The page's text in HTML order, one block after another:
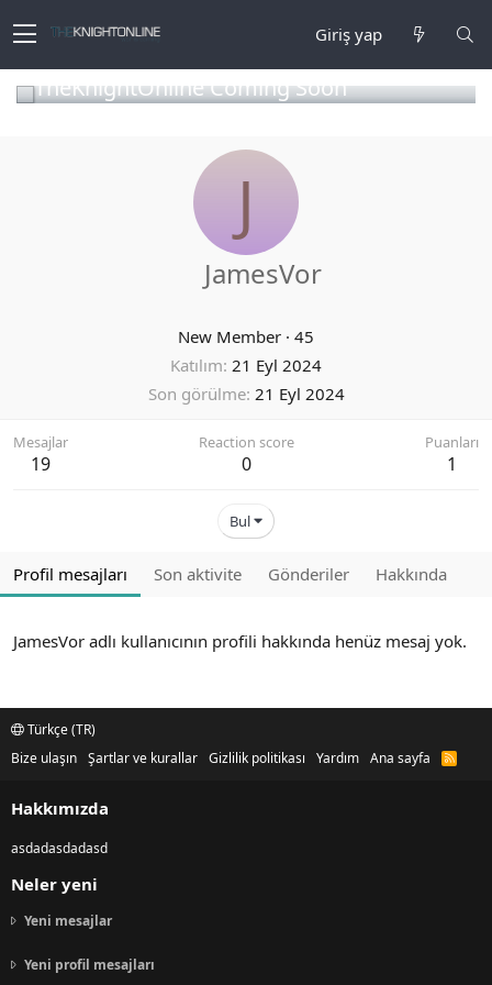
Giriş yap
TheKnightOnline Coming Soon
J
JamesVor
New Member · 45
Katılım 21 Eyl 2024
Son görülme 21 Eyl 2024
Mesajlar
19
Reaction score
0
Puanları
1
Bul
Profil mesajları Son aktivite Gönderiler Hakkında
JamesVor adlı kullanıcının profili hakkında henüz mesaj yok.
Türkçe (TR)
Bize ulaşın Şartlar ve kurallar Gizlilik politikası Yardım Ana sayfa
R
Hakkımızda
asdadasdadasd
Neler yeni
Yeni mesajlar
Yeni profil mesajları